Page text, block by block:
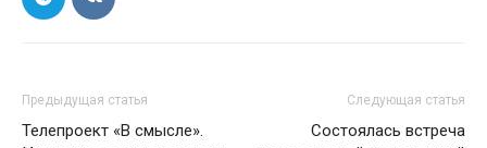
Предыдущая статья
Телепроект «В смысле».
Следующая статья
Состоялась встреча